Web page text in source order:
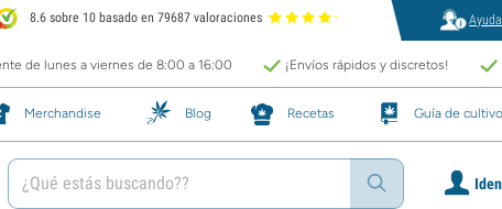
8.6 sobre 10 basado en 79687 valoraciones Ayuda
de lunes a viernes de 8:00 a 16:00 ¡Envíos rápidos y discretos!
Merchandise Blog Recetas Guía de cultivo